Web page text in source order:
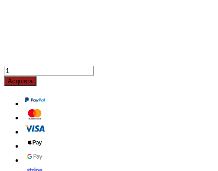
Acquista